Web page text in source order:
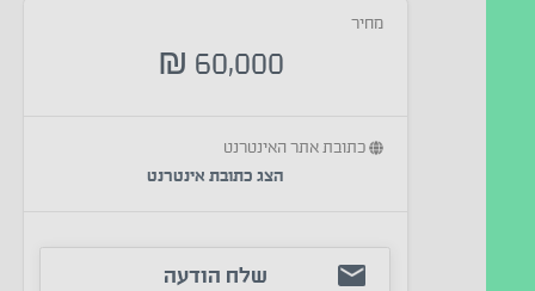
מחיר
60,000
₪
כתובת אתר האינטרנט
הצג כתובת אינטרנט
שלח הודעה